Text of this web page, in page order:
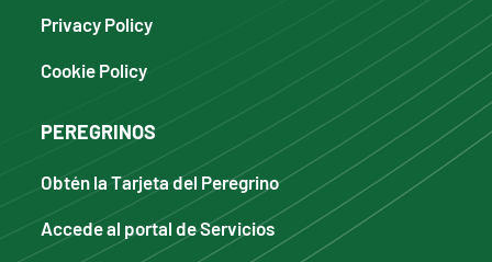
Privacy Policy
Cookie Policy
PEREGRINOS
Obtén la Tarjeta del Peregrino
Accede al portal de Servicios